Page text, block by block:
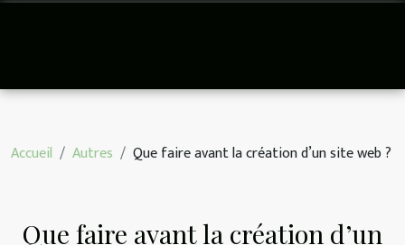
Accueil Autres Que faire avant la création d’un site web ?
Que faire avant la création d’un